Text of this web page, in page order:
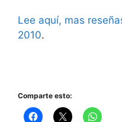
Lee aquí, mas
2010.
Comparte esto: